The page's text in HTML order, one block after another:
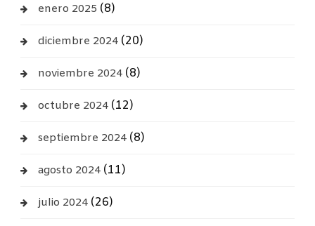
enero 2025 (8)
diciembre 2024(20)
noviembre 2024(8)
octubre 2024(12)
septiembre 2024(8)
agosto 2024(11)
julio 2024(26)